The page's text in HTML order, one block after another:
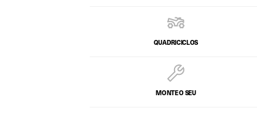
QUADRICICLOS
MONTE O SEU